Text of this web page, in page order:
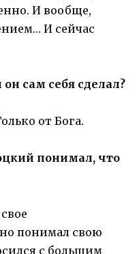
И вообще,
И сейчас
сам себя сделал?
от Бога.
понимал, что
понимал свою
с большим